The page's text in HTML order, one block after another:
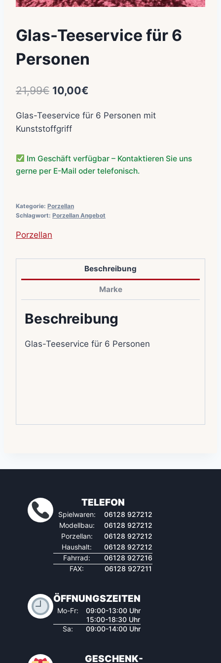
Glas-Teeservice für 6
Personen
21,99€ Ursprünglicher
war:
10,00€
ist:
Glas-Teeservice für 6 Personen mit
Kunststoffgriff
Im Geschäft verfügbar – Kontaktieren Sie uns
gerne per E-Mail oder telefonisch.
Kategorie: Porzellan
Schlagwort: Porzellan Angebot
Porzellan
Beschreibung
Marke
Beschreibung
Glas-Teeservice für 6 Personen
TELEFON
Spielwaren:
06128 927212
Modellbau:
06128 927212
Porzellan:
06128 927212
Haushalt:
06128 927212
Fahrrad:
06128 927216
FAX:
06128 927211
ÖFFNUNGSZEITEN
Mo-Fr:
09:00-13:00 Uhr
15:00-18:30 Uhr
Sa:
09:00-14:00 Uhr
GESCHENK-